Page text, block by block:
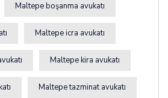
Maltepe boşanma avukatı
Maltepe icra avukatı
Maltepe kira avukatı
Maltepe tazminat avukatı